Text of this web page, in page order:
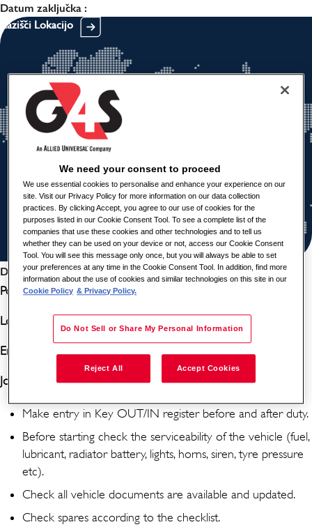
Datum zaključka :
Razišči Lokacijo
Deli to delovno mesto
Position: Driver
Location: Dhaka, Bangladesh
Employment Status: Full-Time
Job Description/ Responsibilities:
Make entry in Key OUT/IN register before and after duty.
Before starting check the serviceability of the vehicle (fuel,
lubricant, radiator battery, lights, horns, siren, tyre pressure
etc).
Check all vehicle documents are available and updated.
Check spares according to the checklist.
We need your consent to proceed
We use essential cookies to personalise and enhance your experience on our
site. Visit our Privacy Policy for more information on our data collection
practices. By clicking Accept, you agree to our use of cookies for the
purposes listed in our Cookie Consent Tool. To see a complete list of the
companies that use these cookies and other technologies and to tell us
whether they can be used on your device or not, access our Cookie Consent
Tool. You will see this message only once, but you will always be able to set
your preferences at any time in the Cookie Consent Tool. In addition, find more
information about the use of cookies and similar technologies on this site in our
Cookie Policy & Privacy Policy.
Do Not Sell or Share My Personal Information
Reject All Accept Cookies